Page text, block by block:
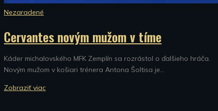
Nezaradené
Cervantes novým mužom v tíme
Káder michalovského MFK Zemplín sa rozrástol o ďalšieho hráča.
Novým mužom v košiari trénera Antona Šoltisa je...
Zobraziť viac